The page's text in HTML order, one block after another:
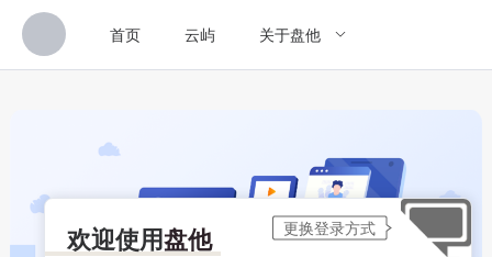
首页 云屿 关于盘他
欢迎使用盘他